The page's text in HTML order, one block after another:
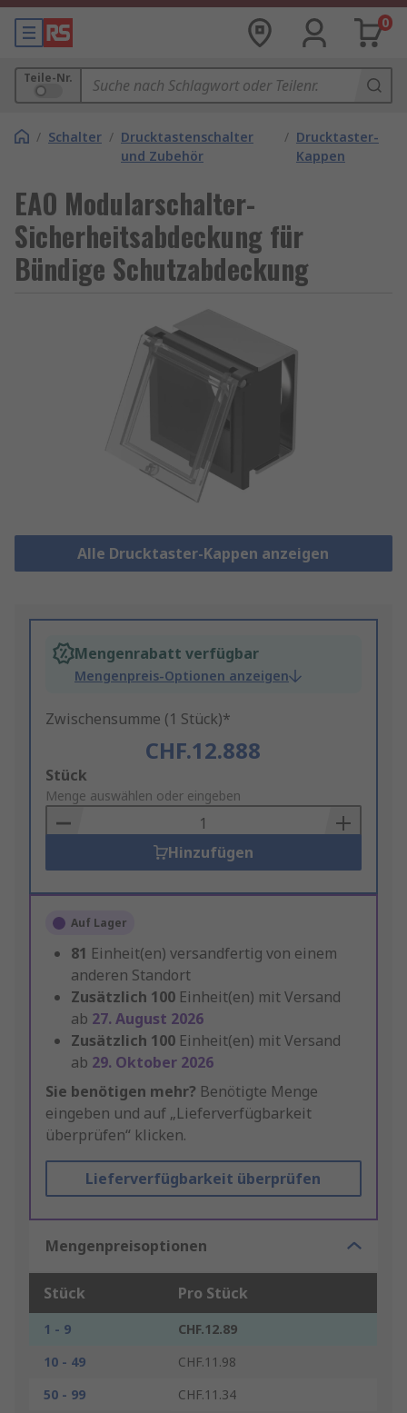
0
Teile-Nr.
/ Schalter / Drucktastenschalter
und Zubehör
/ Drucktaster-
Kappen
EAO Modularschalter-
Sicherheitsabdeckung für
Bündige Schutzabdeckung
Alle Drucktaster-Kappen anzeigen
Mengenrabatt verfügbar
Mengenpreis-Optionen anzeigen
Zwischensumme (1 Stück)*
CHF.12.888
Add
to
Basket
Stück
Menge auswählen oder eingeben
Hinzufügen
Auf Lager
81 Einheit(en) versandfertig von einem
anderen Standort
Zusätzlich 100 Einheit(en) mit Versand
ab 27. August 2026
Zusätzlich 100 Einheit(en) mit Versand
ab 29. Oktober 2026
Sie benötigen mehr? Benötigte Menge
eingeben und auf „Lieferverfügbarkeit
überprüfen“ klicken.
Lieferverfügbarkeit überprüfen
Mengenpreisoptionen
Stück Pro Stück
1 - 9
CHF.12.89
10 - 49
CHF.11.98
50 - 99
CHF.11.34